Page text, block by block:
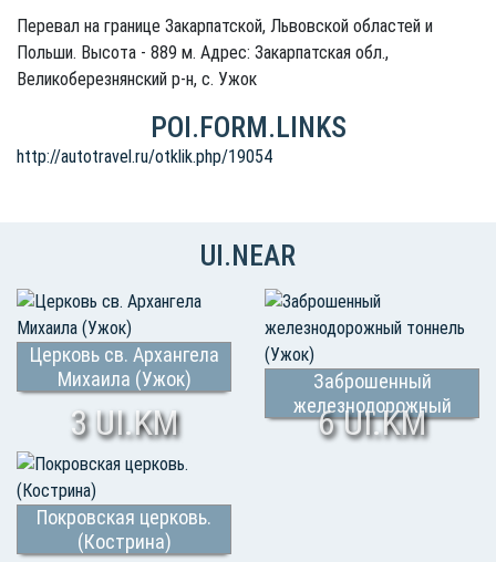
Перевал на границе Закарпатской, Львовской областей и
Польши. Высота - 889 м. Адрес: Закарпатская обл.,
Великоберезнянский р-н, с. Ужок
POI.FORM.LINKS
http://autotravel.ru/otklik.php/19054
UI.NEAR
Церковь св. Архангела
Михаила (Ужок)
3 UI.KM
Заброшенный
железнодорожный
тоннель (Ужок)
6 UI.KM
Покровская церковь.
(Кострина)